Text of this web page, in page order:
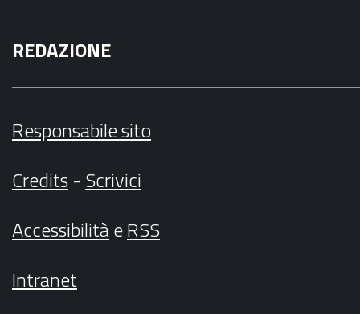
REDAZIONE
Responsabile sito
Credits- Scrivici
AccessibilitàeRSS
Intranet